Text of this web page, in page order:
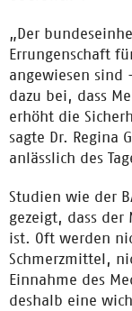
„Der
Errungenschaft
angewiesen sind
dazu bei, dass
erhöht die
sagte Dr. Regina
anlässlich des
Studien wie der
gezeigt, dass
ist. Oft werden
Schmerzmittel,
Einnahme des
deshalb eine